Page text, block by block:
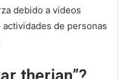
debido a videos
de personas